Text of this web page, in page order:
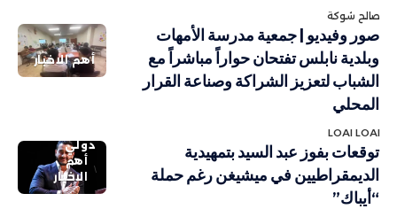
صالح شوكة
أهم الاخبار
صور وفيديو | جمعية مدرسة الأمهات
وبلدية نابلس تفتحان حواراً مباشراً مع
الشباب لتعزيز الشراكة وصناعة القرار
المحلي
LOAI LOAI
دولي
أهم
الاخبار
توقعات بفوز عبد السيد بتمهيدية
الديمقراطيين في ميشيغن رغم حملة
“أيباك”